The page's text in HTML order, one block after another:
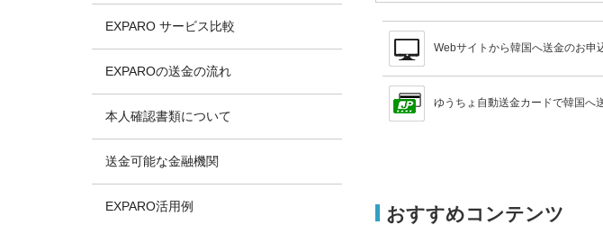
Webサイトから韓国へ送金のお申
ゆうちょ自動送金カードで韓国へ
おすすめコンテンツ
EXPARO サービス比較
EXPAROの送金の流れ
本人確認書類について
送金可能な金融機関
EXPARO活用例